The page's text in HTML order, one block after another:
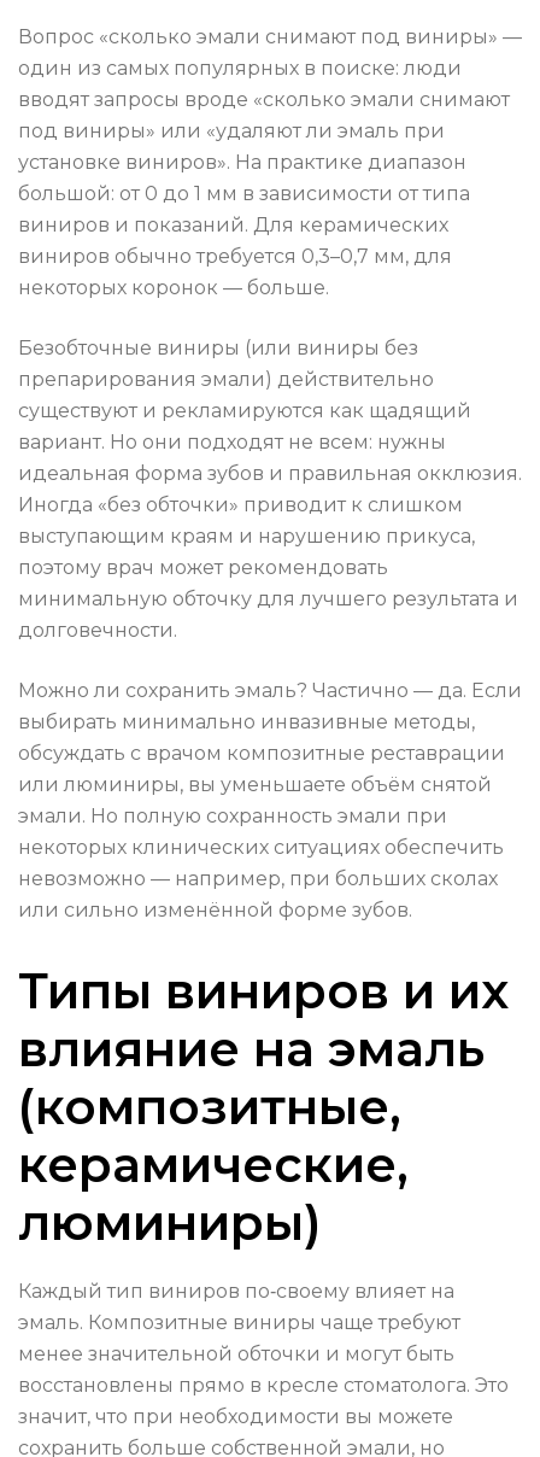
Вопрос «сколько эмали снимают под виниры» —
один из самых популярных в поиске: люди
вводят запросы вроде «сколько эмали снимают
под виниры» или «удаляют ли эмаль при
установке виниров». На практике диапазон
большой: от 0 до 1 мм в зависимости от типа
виниров и показаний. Для керамических
виниров обычно требуется 0,3–0,7 мм, для
некоторых коронок — больше.
Безобточные виниры (или виниры без
препарирования эмали) действительно
существуют и рекламируются как щадящий
вариант. Но они подходят не всем: нужны
идеальная форма зубов и правильная окклюзия.
Иногда «без обточки» приводит к слишком
выступающим краям и нарушению прикуса,
поэтому врач может рекомендовать
минимальную обточку для лучшего результата и
долговечности.
Можно ли сохранить эмаль? Частично — да. Если
выбирать минимально инвазивные методы,
обсуждать с врачом композитные реставрации
или люминиры, вы уменьшаете объём снятой
эмали. Но полную сохранность эмали при
некоторых клинических ситуациях обеспечить
невозможно — например, при больших сколах
или сильно изменённой форме зубов.
Типы виниров и их
влияние на эмаль
(композитные,
керамические,
люминиры)
Каждый тип виниров по‑своему влияет на
эмаль. Композитные виниры чаще требуют
менее значительной обточки и могут быть
восстановлены прямо в кресле стоматолога. Это
значит, что при необходимости вы можете
сохранить больше собственной эмали, но